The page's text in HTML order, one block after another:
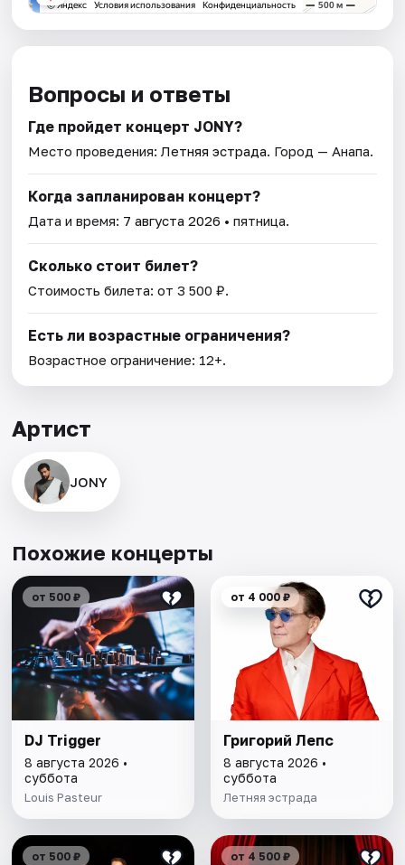
Вопросы и ответы
Где пройдет концерт JONY?
Место проведения:Летняя эстрада. Город — Анапа.
Когда запланирован концерт?
Дата и время: 7 августа 2026 • пятница.
Сколько стоит билет?
Стоимость билета: от 3 500 ₽.
Есть ли возрастные ограничения?
Возрастное ограничение: 12+.
Артист
JONY
Похожие концерты
от 500 ₽
DJ Trigger
8 августа 2026 •
суббота
Louis Pasteur
от 4 000 ₽
Григорий Лепс
8 августа 2026 •
суббота
Летняя эстрада
от 500 ₽ от 4 500 ₽